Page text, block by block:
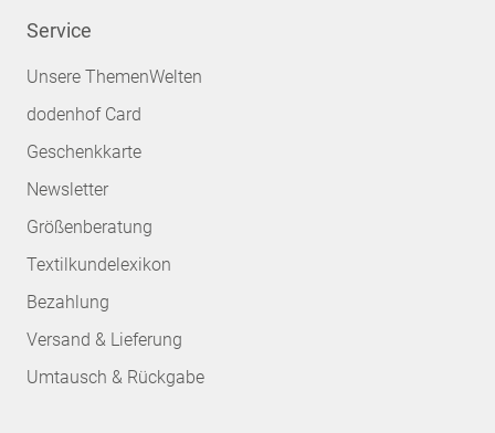
Service
Unsere ThemenWelten
dodenhof Card
Geschenkkarte
Newsletter
Größenberatung
Textilkundelexikon
Bezahlung
Versand & Lieferung
Umtausch & Rückgabe